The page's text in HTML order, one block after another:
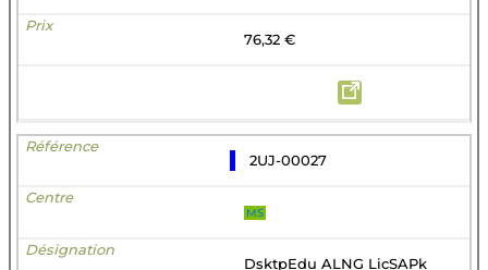
76,32 €
2UJ-00027
MS
DsktpEdu ALNG LicSAPk